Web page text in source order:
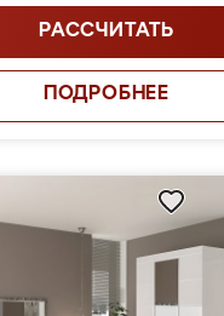
РАССЧИТАТЬ
ПОДРОБНЕЕ